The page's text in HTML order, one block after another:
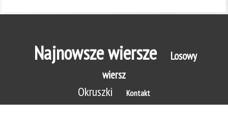
Najnowsze wiersze
Losowy
wiersz
Okruszki Kontakt